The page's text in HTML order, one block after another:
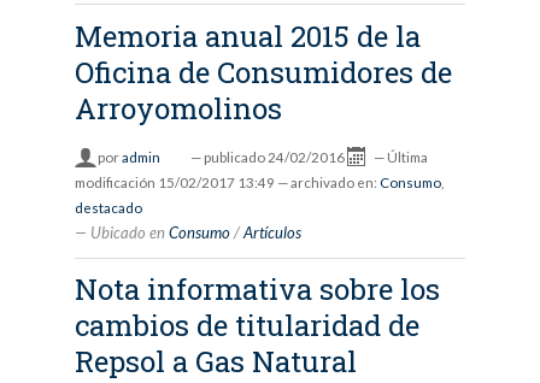
Memoria anual 2015 de la
Oficina de Consumidores de
Arroyomolinos
poradmin — publicado 24/02/2016 — Última
modificación 15/02/2017 13:49 — archivado en: Consumo,
destacado
Ubicado en Consumo /Artículos
Nota informativa sobre los
cambios de titularidad de
Repsol a Gas Natural